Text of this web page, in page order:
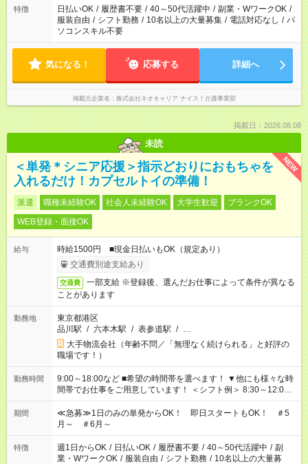
特徴 日払いOK / 履歴書不要 / 40～50代活躍中 / 副業・WワークOK /
服装自由 / シフト勤務 / 10名以上の大量募集 / 電話対応なし / パ
ソコンスキル不要
気になる！ 応募する 詳細へ
掲載元企業名 株式会社ネオキャリア ナイス！介護事業部
掲載日：2026.08.08
未読
NEW
＜単発＊シニア応援＞指示どおりにおもちゃを
入れるだけ！カプセルトイの準備！
派遣 職種未経験OK 社会人未経験OK 大学生歓迎
ブランクOK
WEB登録・面接OK
給与
時給1500円 ■現金日払いもOK（規定あり）
交通費別途支給あり
交通費
一部支給 ※登録後、選んだお仕事によって条件が異なる
ことがあります
勤務地
東京都港区
品川駅 / 六本木駅 / 表参道駅 / …
大手物流会社（年齢不問／「無理なく続けられる」と好評の
職場です！）
勤務時間
9:00～18:00など ■希望の時間帯を選べます！ ▼他にも様々な時
間帯でお仕事をご用意しています！ ＜シフト例＞ 8:30～12:00
17:00～22:00 13:00～22:00 22:00～翌6:00 など
期間
≪急募≫1日のみの単発からOK！ 即日スタートもOK！ ＃5
月～ ＃6月～
特徴 週1日からOK / 日払いOK / 履歴書不要 / 40～50代活躍中 / 副
業・WワークOK / 服装自由 / シフト勤務 / 10名以上の大量募